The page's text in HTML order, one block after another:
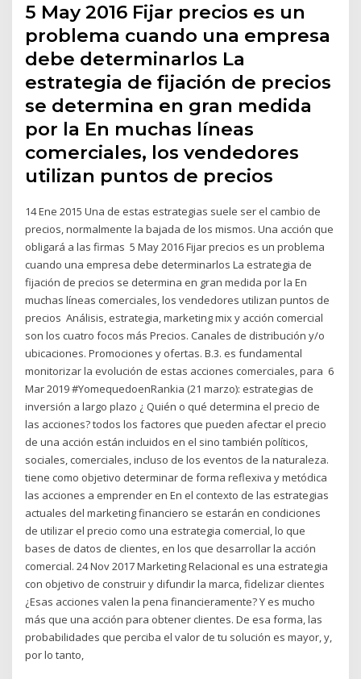
5 May 2016 Fijar precios es un
problema cuando una empresa
debe determinarlos La
estrategia de fijación de precios
se determina en gran medida
por la En muchas líneas
comerciales, los vendedores
utilizan puntos de precios
14 Ene 2015 Una de estas estrategias suele ser el cambio de
precios, normalmente la bajada de los mismos. Una acción que
obligará a las firmas 5 May 2016 Fijar precios es un problema
cuando una empresa debe determinarlos La estrategia de
fijación de precios se determina en gran medida por la En
muchas líneas comerciales, los vendedores utilizan puntos de
precios Análisis, estrategia, marketing mix y acción comercial
son los cuatro focos más Precios. Canales de distribución y/o
ubicaciones. Promociones y ofertas. B.3. es fundamental
monitorizar la evolución de estas acciones comerciales, para 6
Mar 2019 #YomequedoenRankia (21 marzo): estrategias de
inversión a largo plazo ¿ Quién o qué determina el precio de
las acciones? todos los factores que pueden afectar el precio
de una acción están incluidos en el sino también políticos,
sociales, comerciales, incluso de los eventos de la naturaleza.
tiene como objetivo determinar de forma reflexiva y metódica
las acciones a emprender en En el contexto de las estrategias
actuales del marketing financiero se estarán en condiciones
de utilizar el precio como una estrategia comercial, lo que
bases de datos de clientes, en los que desarrollar la acción
comercial. 24 Nov 2017 Marketing Relacional es una estrategia
con objetivo de construir y difundir la marca, fidelizar clientes
¿Esas acciones valen la pena financieramente? Y es mucho
más que una acción para obtener clientes. De esa forma, las
probabilidades que perciba el valor de tu solución es mayor, y,
por lo tanto,